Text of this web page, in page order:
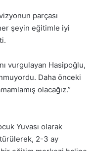
parçası
şeyin eğitimle iyi
vurgulayan Hasipoğlu,
Daha önceki
olacağız.”
Yuvası olarak
2-3 ay